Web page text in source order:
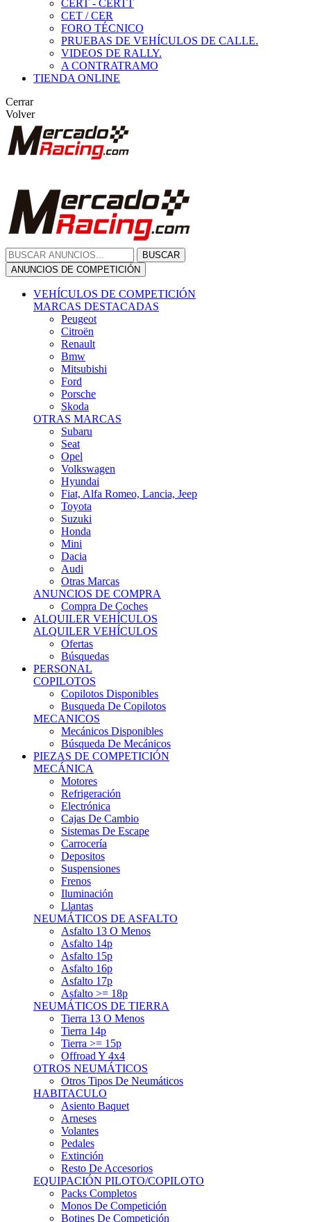
CERT - CERTT
CET / CER
FORO TÉCNICO
PRUEBAS DE VEHÍCULOS DE CALLE.
VIDEOS DE RALLY.
A CONTRATRAMO
TIENDA ONLINE
Cerrar
Volver
BUSCAR
ANUNCIOS DE COMPETICIÓN
VEHÍCULOS DE COMPETICIÓN
MARCAS DESTACADAS
Peugeot
Citroën
Renault
Bmw
Mitsubishi
Ford
Porsche
Skoda
OTRAS MARCAS
Subaru
Seat
Opel
Volkswagen
Hyundai
Fiat, Alfa Romeo, Lancia, Jeep
Toyota
Suzuki
Honda
Mini
Dacia
Audi
Otras Marcas
ANUNCIOS DE COMPRA
Compra De Coches
ALQUILER VEHÍCULOS
ALQUILER VEHÍCULOS
Ofertas
Búsquedas
PERSONAL
COPILOTOS
Copilotos Disponibles
Busqueda De Copilotos
MECANICOS
Mecánicos Disponibles
Búsqueda De Mecánicos
PIEZAS DE COMPETICIÓN
MECÁNICA
Motores
Refrigeración
Electrónica
Cajas De Cambio
Sistemas De Escape
Carrocería
Depositos
Suspensiones
Frenos
Iluminación
Llantas
NEUMÁTICOS DE ASFALTO
Asfalto 13 O Menos
Asfalto 14p
Asfalto 15p
Asfalto 16p
Asfalto 17p
Asfalto >= 18p
NEUMÁTICOS DE TIERRA
Tierra 13 O Menos
Tierra 14p
Tierra >= 15p
Offroad Y 4x4
OTROS NEUMÁTICOS
Otros Tipos De Neumáticos
HABITACULO
Asiento Baquet
Arneses
Volantes
Pedales
Extinción
Resto De Accesorios
EQUIPACIÓN PILOTO/COPILOTO
Packs Completos
Monos De Competición
Botines De Competición
Guantes